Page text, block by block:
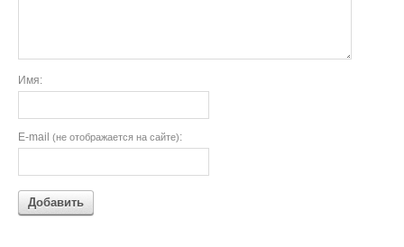
Имя:
E-mail (не отображается на сайте):
Добавить